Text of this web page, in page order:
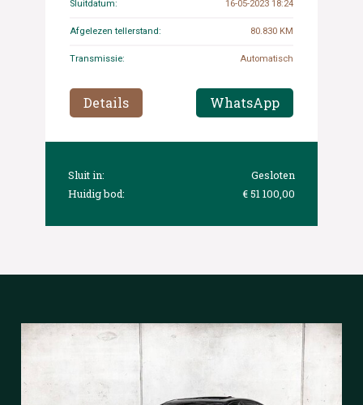
Sluitdatum: 16-05-2023 18:24
Afgelezen tellerstand: 80.830 KM
Transmissie: Automatisch
Details WhatsApp
Sluit in:
Gesloten
Huidig bod:
€ 51 100,00